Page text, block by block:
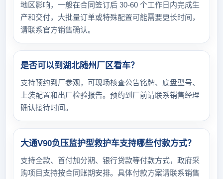
地区影响，一般在合同签订后 30-60 个工作日内完成生
产和交付，大批量订单或特殊配置可能需要更长时间，
请联系官方销售确认。
是否可以到湖北随州厂区看车？
支持预约到厂参观，可现场核查公告铭牌、底盘型号、
上装配置和出厂检验报告。预约到厂前请联系销售经理
确认接待时间。
大通V90负压监护型救护车支持哪些付款方式？
支持全款、首付加分期、银行贷款等付款方式，政府采
购项目支持按合同账期安排。具体付款方案请联系销售